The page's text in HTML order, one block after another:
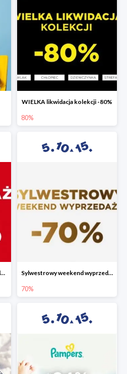
WIELKA likwidacja kolekcji -80%
80%
Wyprzedaż sezonu w 5.10.15 do -70% Sylwestrowy weekend wyprzedaży do -70%
70%